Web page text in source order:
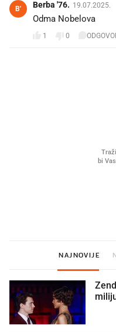
B' Berba '76. 19.07.2025.
Odma Nobelova
1 0
NAJNOVIJE